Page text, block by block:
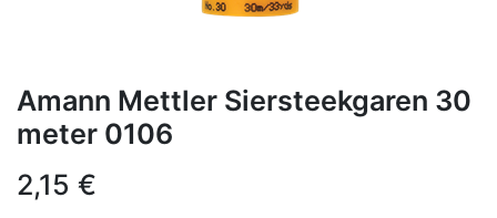
Amann Mettler Siersteekgaren 30
meter 0106
2,15 €